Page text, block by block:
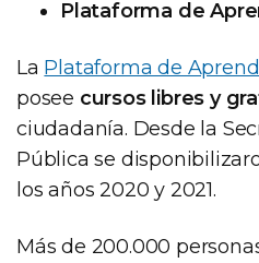
Plataforma de
La Plataforma de
posee cursos libres y
ciudadanía. Desde la
Pública se
los años 2020 y 2021.
Más de 200.000